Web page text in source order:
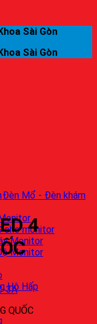
Sài Gòn
Sài Gòn
cho monitor
Monitor
Monitor
Hô Hấp
Đèn Mổ - Đèn khám
4
QUỐC